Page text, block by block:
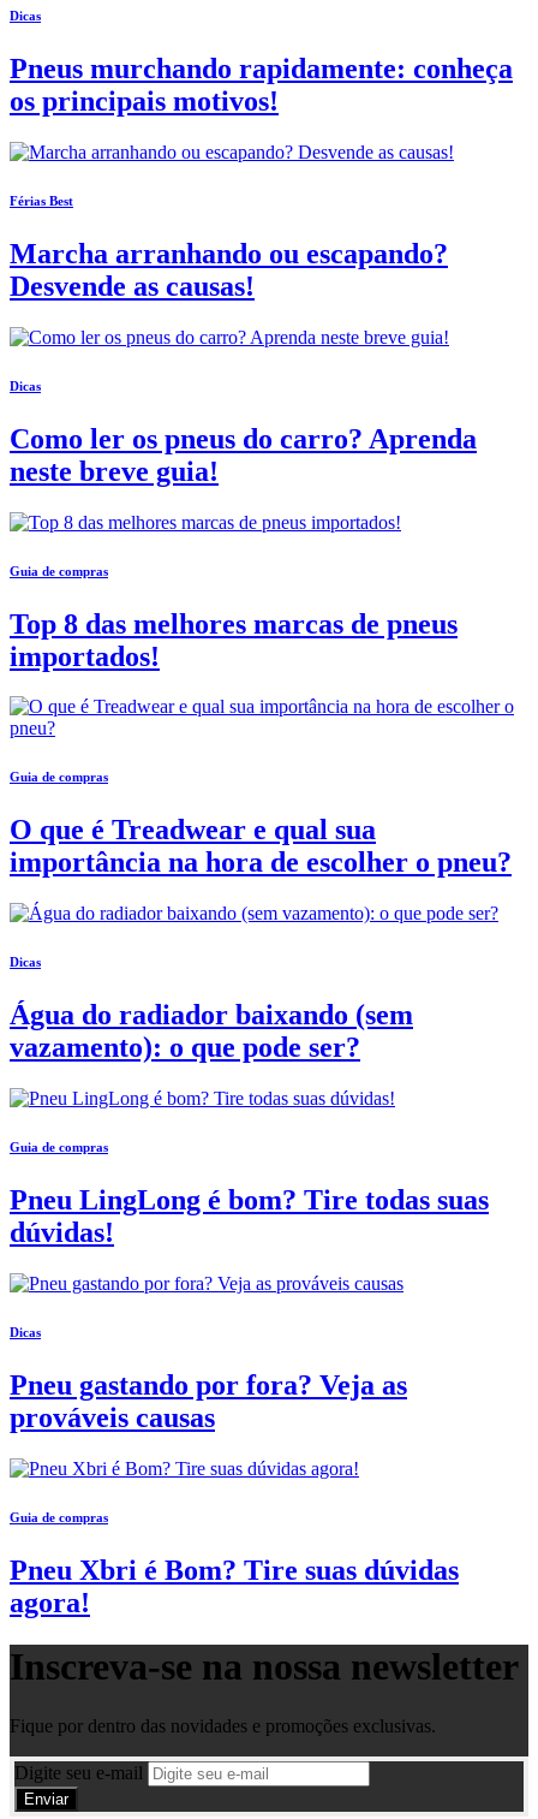
Dicas
Pneus murchando rapidamente: conheça
os principais motivos!
Férias Best
Marcha arranhando ou escapando?
Desvende as causas!
Dicas
Como ler os pneus do carro? Aprenda
neste breve guia!
Guia de compras
Top 8 das melhores marcas de pneus
importados!
Guia de compras
O que é Treadwear e qual sua
importância na hora de escolher o pneu?
Dicas
Água do radiador baixando (sem
vazamento): o que pode ser?
Guia de compras
Pneu LingLong é bom? Tire todas suas
dúvidas!
Dicas
Pneu gastando por fora? Veja as
prováveis causas
Guia de compras
Pneu Xbri é Bom? Tire suas dúvidas
agora!
Inscreva-se na nossa newsletter
Fique por dentro das novidades e promoções exclusivas.
Digite seu e-mail